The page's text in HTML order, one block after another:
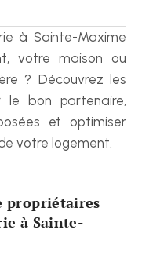
à Sainte-Maxime
votre maison ou
? Découvrez les
le bon partenaire,
et optimiser
votre logement.
propriétaires
à Sainte-